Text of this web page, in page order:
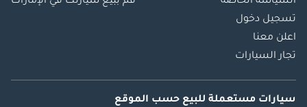
تسجيل دخول
اعلن معنا
تجار السيارات
سيارات مستعملة للبيع حسب الموقع